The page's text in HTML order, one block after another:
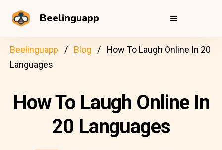
Beelinguapp
Beelinguapp Blog
How To Laugh Online In 20
Languages
How To Laugh Online In
20 Languages